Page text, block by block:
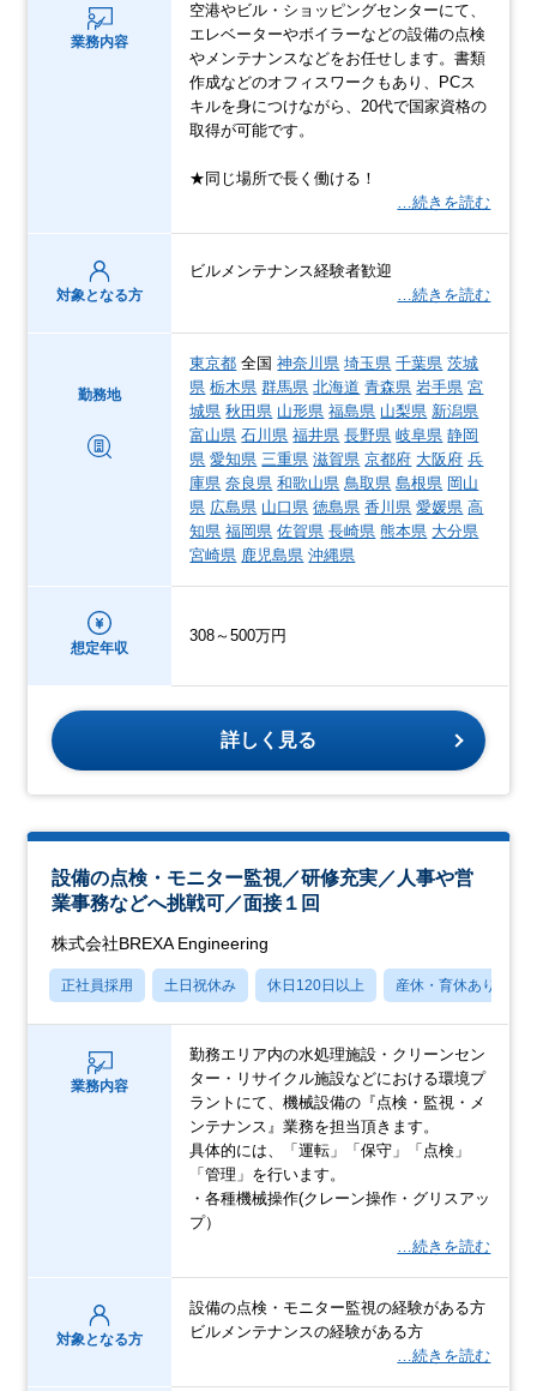
業務内容
空港やビル・ショッピングセンターにて、
エレベーターやボイラーなどの設備の点検
やメンテナンスなどをお任せします。書類
作成などのオフィスワークもあり、PCス
キルを身につけながら、20代で国家資格の
取得が可能です。
★同じ場所で長く働ける！
…続きを読む
対象となる方
ビルメンテナンス経験者歓迎
…続きを読む
勤務地
東京都 全国神奈川県 埼玉県 千葉県 茨城
県 栃木県 群馬県 北海道 青森県 岩手県 宮
城県 秋田県 山形県 福島県 山梨県 新潟県
富山県 石川県 福井県 長野県 岐阜県 静岡
県 愛知県 三重県 滋賀県 京都府 大阪府 兵
庫県 奈良県 和歌山県 鳥取県 島根県 岡山
県 広島県 山口県 徳島県 香川県 愛媛県 高
知県 福岡県 佐賀県 長崎県 熊本県 大分県
宮崎県 鹿児島県 沖縄県
想定年収
308～500万円
詳しく見る
設備の点検・モニター監視／研修充実／人事や営
業事務などへ挑戦可／面接１回
株式会社BREXA Engineering
正社員採用 土日祝休み 休日120日以上 産休・育休あり
業務内容
勤務エリア内の水処理施設・クリーンセン
ター・リサイクル施設などにおける環境プ
ラントにて、機械設備の『点検・監視・メ
ンテナンス』業務を担当頂きます。
具体的には、「運転」「保守」「点検」
「管理」を行います。
・各種機械操作(クレーン操作・グリスアッ
プ）
…続きを読む
対象となる方
設備の点検・モニター監視の経験がある方
ビルメンテナンスの経験がある方
…続きを読む